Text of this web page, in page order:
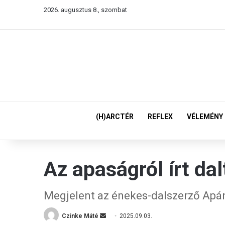
2026. augusztus 8., szombat
(H)ARCTÉR REFLEX VÉLEMÉNY
Az apaságról írt
Megjelent az énekes-dalszerző
Czinke Máté 2025.09.03.